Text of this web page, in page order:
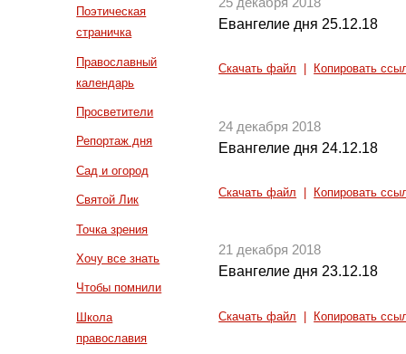
Поэтическая
страничка
Православный
календарь
Просветители
Репортаж дня
Сад и огород
Святой Лик
Точка зрения
Хочу все знать
Чтобы помнили
Школа
православия
Евангелие дня 25.12.18
Скачать файл Копировать
24 декабря 2018
Евангелие дня 24.12.18
Скачать файл Копировать
21 декабря 2018
Евангелие дня 23.12.18
Скачать файл Копировать